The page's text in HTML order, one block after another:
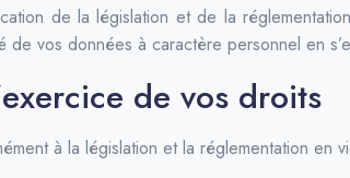
de la législation et de la
de vos données à caractère personnel en
de vos droits
à la législation et la réglementation en